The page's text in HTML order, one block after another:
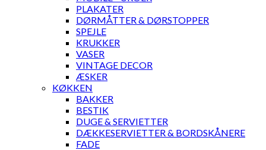
PLAKATER
DØRMÅTTER & DØRSTOPPER
SPEJLE
KRUKKER
VASER
VINTAGE DECOR
ÆSKER
KØKKEN
BAKKER
BESTIK
DUGE & SERVIETTER
DÆKKESERVIETTER & BORDSKÅNERE
FADE